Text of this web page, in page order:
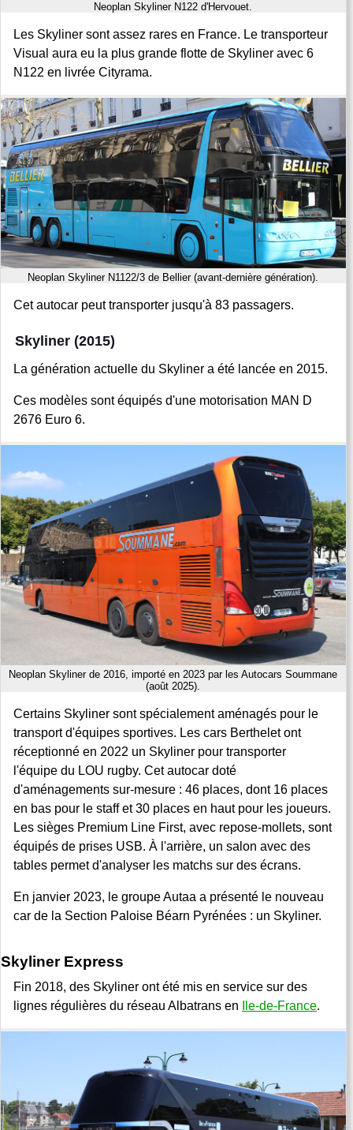
Neoplan Skyliner N122 d'Hervouet.
Les Skyliner sont assez rares en France. Le transporteur
Visual aura eu la plus grande flotte de Skyliner avec 6
N122 en livrée Cityrama.
Neoplan Skyliner N1122/3 de Bellier (avant-dernière génération).
Cet autocar peut transporter jusqu'à 83 passagers.
Skyliner (2015)
La génération actuelle du Skyliner a été lancée en 2015.
Ces modèles sont équipés d'une motorisation MAN D
2676 Euro 6.
Neoplan Skyliner de 2016, importé en 2023 par les Autocars Soummane
(août 2025).
Certains Skyliner sont spécialement aménagés pour le
transport d'équipes sportives. Les cars Berthelet ont
réceptionné en 2022 un Skyliner pour transporter
l'équipe du LOU rugby. Cet autocar doté
d'aménagements sur-mesure : 46 places, dont 16 places
en bas pour le staff et 30 places en haut pour les joueurs.
Les sièges Premium Line First, avec repose-mollets, sont
équipés de prises USB. À l'arrière, un salon avec des
tables permet d'analyser les matchs sur des écrans.
En janvier 2023, le groupe Autaa a présenté le nouveau
car de la Section Paloise Béarn Pyrénées : un Skyliner.
Skyliner Express
Fin 2018, des Skyliner ont été mis en service sur des
lignes régulières du réseau Albatrans en
Ile-de-France.